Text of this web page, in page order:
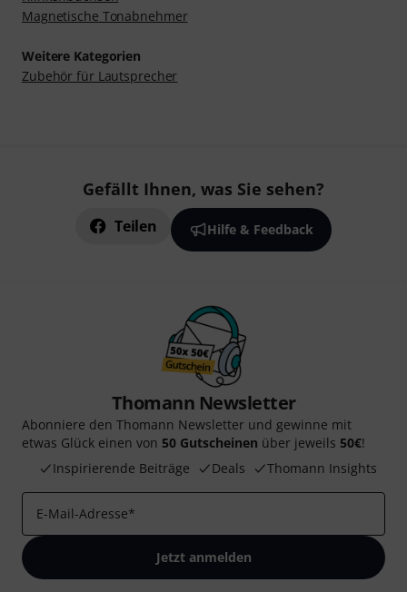
Magnetische Tonabnehmer
Weitere Kategorien
Zubehör für Lautsprecher
Gefällt Ihnen, was Sie sehen?
Teilen Hilfe & Feedback
Thomann Newsletter
Abonniere den Thomann Newsletter und gewinne mit
etwas Glück einen von 50 Gutscheinen über jeweils 50€!
Inspirierende Beiträge
Deals Thomann Insights
E-Mail-Adresse*
Jetzt anmelden